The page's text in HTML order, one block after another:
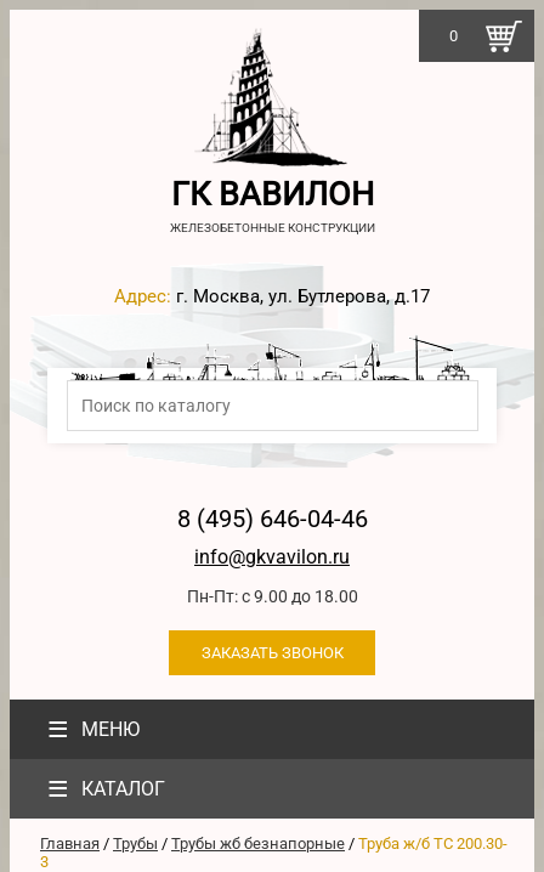
ГК ВАВИЛОН
ЖЕЛЕЗОБЕТОННЫЕ КОНСТРУКЦИИ
Адрес: г. Москва, ул. Бутлерова, д.17
8 (495) 646-04-46
info@gkvavilon.ru
Пн-Пт: с 9.00 до 18.00
ЗАКАЗАТЬ ЗВОНОК
≡ МЕНЮ
0
≡ КАТАЛОГ
Главная / Трубы / Трубы жб безнапорные / Труба ж/б ТС 200.30-
3